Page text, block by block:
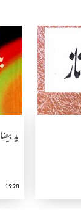
ید بیضا
1998